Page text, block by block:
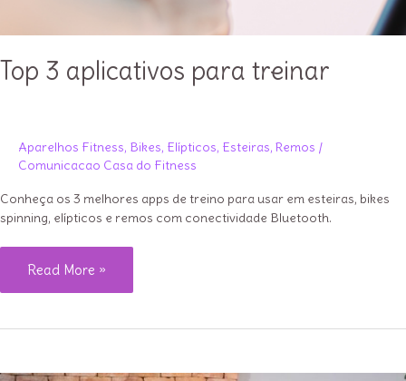
Top 3 aplicativos para treinar
Aparelhos Fitness, Bikes, Elípticos, Esteiras, Remos /
Comunicacao Casa do Fitness
Conheça os 3 melhores apps de treino para usar em esteiras, bikes
spinning, elípticos e remos com conectividade Bluetooth.
Top
3
Read More »